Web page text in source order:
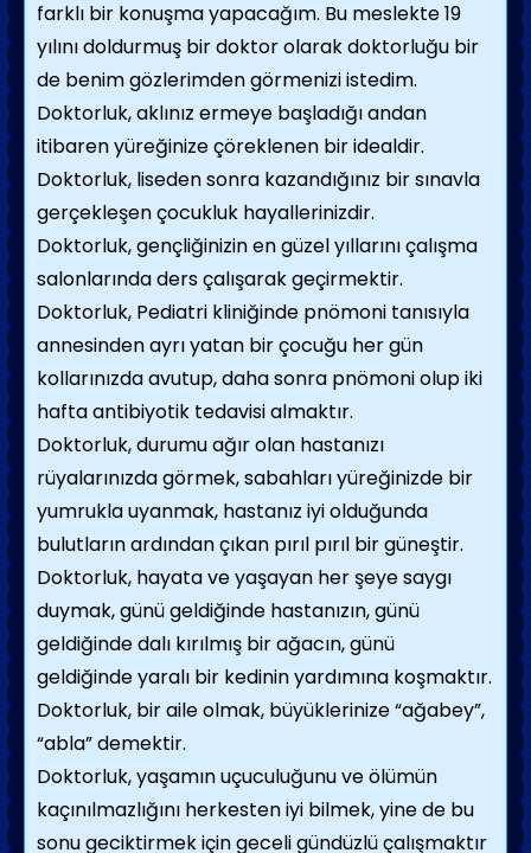
farklı bir konuşma yapacağım. Bu meslekte 19
yılını doldurmuş bir doktor olarak doktorluğu bir
de benim gözlerimden görmenizi istedim.
Doktorluk, aklınız ermeye başladığı andan
itibaren yüreğinize çöreklenen bir idealdir.
Doktorluk, liseden sonra kazandığınız bir sınavla
gerçekleşen çocukluk hayallerinizdir.
Doktorluk, gençliğinizin en güzel yıllarını çalışma
salonlarında ders çalışarak geçirmektir.
Doktorluk, Pediatri kliniğinde pnömoni tanısıyla
annesinden ayrı yatan bir çocuğu her gün
kollarınızda avutup, daha sonra pnömoni olup iki
hafta antibiyotik tedavisi almaktır.
Doktorluk, durumu ağır olan hastanızı
rüyalarınızda görmek, sabahları yüreğinizde bir
yumrukla uyanmak, hastanız iyi olduğunda
bulutların ardından çıkan pırıl pırıl bir güneştir.
Doktorluk, hayata ve yaşayan her şeye saygı
duymak, günü geldiğinde hastanızın, günü
geldiğinde dalı kırılmış bir ağacın, günü
geldiğinde yaralı bir kedinin yardımına koşmaktır.
Doktorluk, bir aile olmak, büyüklerinize “ağabey”,
“abla” demektir.
Doktorluk, yaşamın uçuculuğunu ve ölümün
kaçınılmazlığını herkesten iyi bilmek, yine de bu
sonu geciktirmek için geceli gündüzlü çalışmaktır